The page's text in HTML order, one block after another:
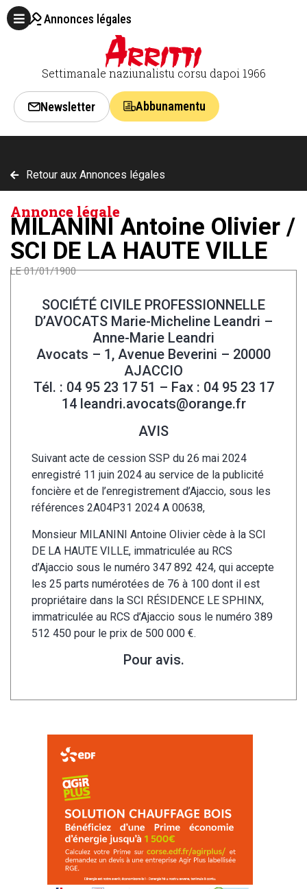
Annonces légales
Settimanale naziunalistu corsu dapoi 1966
Newsletter Abbunamentu
Retour aux Annonces légales
Annonce légale
MILANINI Antoine Olivier /
SCI DE LA HAUTE VILLE
LE 01/01/1900
SOCIÉTÉ CIVILE PROFESSIONNELLE
D’AVOCATS Marie-Micheline Leandri –
Anne-Marie Leandri
Avocats – 1, Avenue Beverini – 20000
AJACCIO
Tél. : 04 95 23 17 51 – Fax : 04 95 23 17
14 leandri.avocats@orange.fr
AVIS
Suivant acte de cession SSP du 26 mai 2024
enregistré 11 juin 2024 au service de la publicité
foncière et de l’enregistrement d’Ajaccio, sous les
références 2A04P31 2024 A 00638,
Monsieur MILANINI Antoine Olivier cède à la SCI
DE LA HAUTE VILLE, immatriculée au RCS
d’Ajaccio sous le numéro 347 892 424, qui accepte
les 25 parts numérotées de 76 à 100 dont il est
propriétaire dans la SCI RÉSIDENCE LE SPHINX,
immatriculée au RCS d’Ajaccio sous le numéro 389
512 450 pour le prix de 500 000 €.
Pour avis.